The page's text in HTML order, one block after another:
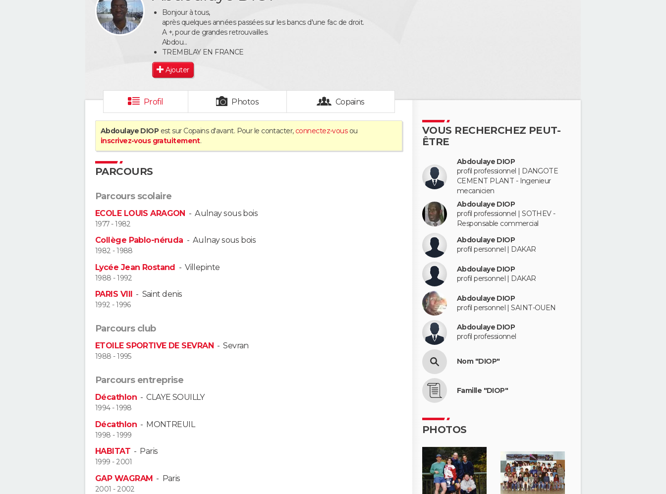
Bonjour à tous,
après quelques années passées sur les bancs d'une fac de droit.
A +, pour de grandes retrouvailles.
Abdou...
TREMBLAY EN FRANCE
Ajouter
Profil Photos Copains
Abdoulaye DIOP est sur Copains d'avant. Pour le contacter, connectez-vousou
inscrivez-vous gratuitement.
PARCOURS
Parcours scolaire
ECOLE LOUIS ARAGON -Aulnay sous bois
1977 - 1982
Collège Pablo-néruda -Aulnay sous bois
1982 - 1988
Lycée Jean Rostand -Villepinte
1988 - 1992
PARIS VIII - Saint denis
1992 - 1996
Parcours club
ETOILE SPORTIVE DE SEVRAN -Sevran
1988 - 1995
Parcours entreprise
Décathlon-CLAYE SOUILLY
1994 - 1998
Décathlon- MONTREUIL
1998 - 1999
HABITAT - Paris
1999 - 2001
GAP WAGRAM - Paris
2001 - 2002
VOUS RECHERCHEZ PEUT-
ÊTRE
Abdoulaye DIOP
profil professionnel | DANGOTE
CEMENT PLANT - Ingenieur
mecanicien
Abdoulaye DIOP
profil professionnel | SOTHEV -
Responsable commercial
Abdoulaye DIOP
profil personnel | DAKAR
Abdoulaye DIOP
profil personnel | DAKAR
Abdoulaye DIOP
profil personnel | SAINT-OUEN
Abdoulaye DIOP
profil professionnel
Nom "DIOP"
Famille "DIOP"
PHOTOS